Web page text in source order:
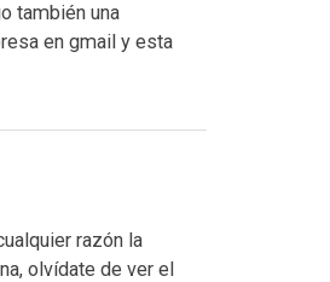
también una
en gmail y esta
razón la
olvídate de ver el